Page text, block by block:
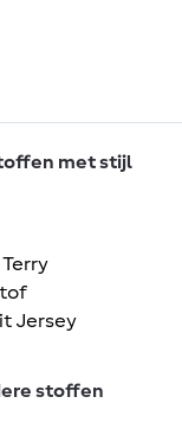
met stijl
Jersey
stoffen